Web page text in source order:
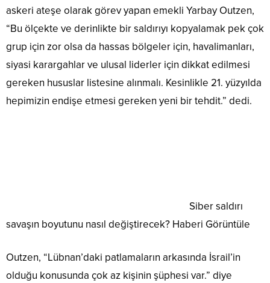
askeri ateşe olarak görev yapan emekli Yarbay Outzen,
“Bu ölçekte ve derinlikte bir saldırıyı kopyalamak pek çok
grup için zor olsa da hassas bölgeler için, havalimanları,
siyasi karargahlar ve ulusal liderler için dikkat edilmesi
gereken hususlar listesine alınmalı. Kesinlikle 21. yüzyılda
hepimizin endişe etmesi gereken yeni bir tehdit.” dedi.
Siber saldırı
savaşın boyutunu nasıl değiştirecek? Haberi Görüntüle
Outzen, “Lübnan’daki patlamaların arkasında İsrail’in
olduğu konusunda çok az kişinin şüphesi var.” diye